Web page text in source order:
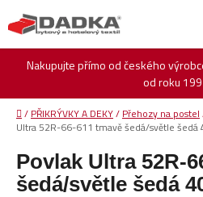
na
obsah
Nakupujte přímo od českého
od roku
Domů
/ PŘIKRÝVKY A DEKY/ Přehozy na postel
Ultra 52R-66-611 tmavě šedá/světle šedá
Povlak Ultra 52R-
šedá/světle šedá